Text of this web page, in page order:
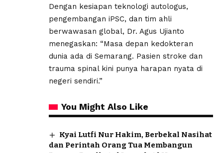
​Dengan kesiapan teknologi autologus,
pengembangan iPSC, dan tim ahli
berwawasan global, Dr. Agus Ujianto
menegaskan: “Masa depan kedokteran
dunia ada di Semarang. Pasien stroke dan
trauma spinal kini punya harapan nyata di
negeri sendiri.”
You Might Also Like
Kyai Lutfi Nur Hakim, Berbekal Nasihat
dan Perintah Orang Tua Membangun